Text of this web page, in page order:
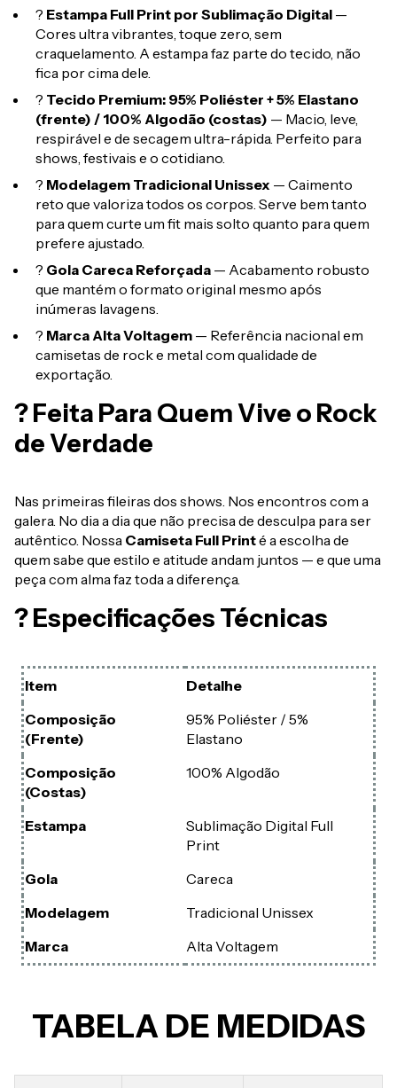
? Estampa Full Print por Sublimação Digital —
Cores ultra vibrantes, toque zero, sem
craquelamento. A estampa faz parte do tecido, não
fica por cima dele.
? Tecido Premium: 95% Poliéster + 5% Elastano
(frente) / 100% Algodão (costas) — Macio, leve,
respirável e de secagem ultra-rápida. Perfeito para
shows, festivais e o cotidiano.
? Modelagem Tradicional Unissex — Caimento
reto que valoriza todos os corpos. Serve bem tanto
para quem curte um fit mais solto quanto para quem
prefere ajustado.
? Gola Careca Reforçada — Acabamento robusto
que mantém o formato original mesmo após
inúmeras lavagens.
? Marca Alta Voltagem — Referência nacional em
camisetas de rock e metal com qualidade de
exportação.
? Feita Para Quem Vive o Rock
de Verdade
Nas primeiras fileiras dos shows. Nos encontros com a
galera. No dia a dia que não precisa de desculpa para ser
autêntico. Nossa Camiseta Full Printé a escolha de
quem sabe que estilo e atitude andam juntos — e que uma
peça com alma faz toda a diferença.
? Especificações Técnicas
Item
Detalhe
Composição
(Frente)
95% Poliéster / 5%
Elastano
Composição
(Costas)
100% Algodão
Estampa
Sublimação Digital Full
Print
Gola
Careca
Modelagem
Tradicional Unissex
Marca
Alta Voltagem
TABELA DE MEDIDAS